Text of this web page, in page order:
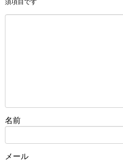
須項目です
名前
メール